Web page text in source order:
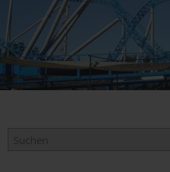
Mitglieder
Veranstaltungen
Organisation